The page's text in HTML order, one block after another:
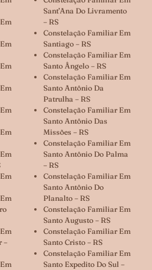
–
Sant’Ana Do Livramento
– RS
Constelação Familiar Em
Santiago – RS
Constelação Familiar Em
Santo Ângelo – RS
Constelação Familiar Em
Santo Antônio Da
Patrulha – RS
Constelação Familiar Em
Santo Antônio Das
Missões – RS
Constelação Familiar Em
Santo Antônio Do Palma
– RS
Constelação Familiar Em
Santo Antônio Do
Planalto – RS
Constelação Familiar Em
Santo Augusto – RS
Constelação Familiar Em
Santo Cristo – RS
Constelação Familiar Em
Santo Expedito Do Sul –